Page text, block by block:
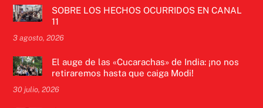
SOBRE LOS HECHOS OCURRIDOS EN CANAL
11
3 agosto, 2026
El auge de las «Cucarachas» de India: ¡no nos
retiraremos hasta que caiga Modi!
30 julio, 2026